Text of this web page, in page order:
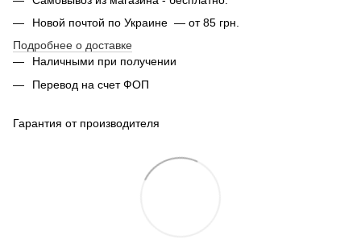
Новой почтой по Украине — от 85 грн.
Подробнее о доставке
Наличными при получении
Перевод на счет ФОП
Гарантия от производителя